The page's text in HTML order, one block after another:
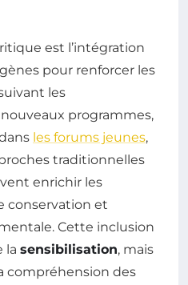
est l’intégration
pour renforcer les
les
programmes,
les forums jeunes,
traditionnelles
enrichir les
conservation et
Cette inclusion
la sensibilisation, mais
compréhension des